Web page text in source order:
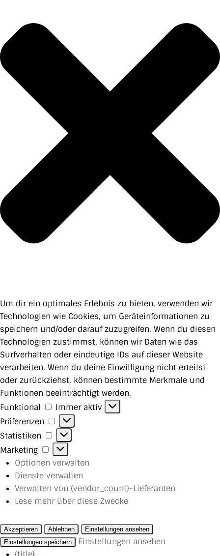
Um dir ein optimales Erlebnis zu bieten, verwenden wir
Technologien wie Cookies, um Geräteinformationen zu
speichern und/oder darauf zuzugreifen. Wenn du diesen
Technologien zustimmst, können wir Daten wie das
Surfverhalten oder eindeutige IDs auf dieser Website
verarbeiten. Wenn du deine Einwilligung nicht erteilst
oder zurückziehst, können bestimmte Merkmale und
Funktionen beeinträchtigt werden.
Funktional
Funktional
Immer aktiv
Präferenzen
Präferenzen
Statistiken
Statistiken
Marketing
Marketing
Optionen verwalten
Dienste verwalten
Verwalten von {vendor_count}-Lieferanten
Lese mehr über diese Zwecke
Akzeptieren Ablehnen
Einstellungen ansehen
Einstellungen speichern
Einstellungen ansehen